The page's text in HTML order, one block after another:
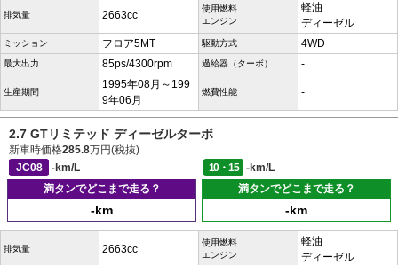
排気量 2663cc
使用燃料
エンジン
軽油
ディーゼル
ミッション フロア5MT 駆動方式 4WD
最大出力 85ps/4300rpm 過給器（ターボ） -
生産期間
1995年08月～199
9年06月
燃費性能 -
2.7 GTリミテッド ディーゼルターボ
新車時価格285.8万円(税抜)
JC08
-km/L 10・15
-km/L
満タンでどこまで走る？
-km
満タンでどこまで走る？
-km
排気量 2663cc
使用燃料
エンジン
軽油
ディーゼル